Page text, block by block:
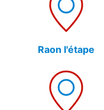
Raon l'étape